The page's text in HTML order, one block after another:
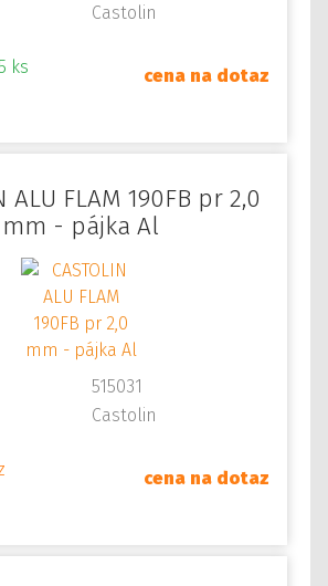
Castolin
ks cena na dotaz
ALU FLAM 190FB pr 2,0
mm - pájka Al
515031
Castolin
cena na dotaz